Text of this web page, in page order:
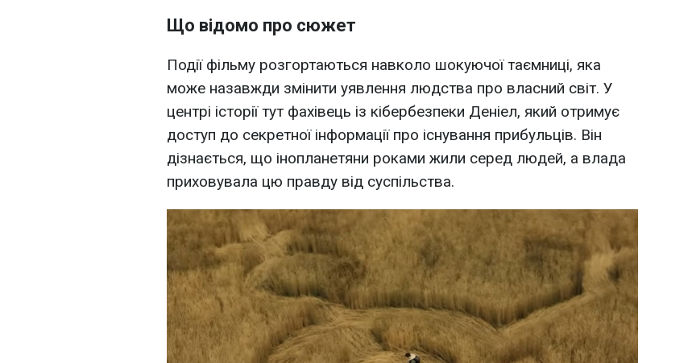
Що відомо про сюжет
Події фільму розгортаються навколо шокуючої таємниці, яка
може назавжди змінити уявлення людства про власний світ. У
центрі історії тут фахівець із кібербезпеки Деніел, який отримує
доступ до секретної інформації про існування прибульців. Він
дізнається, що інопланетяни роками жили серед людей, а влада
приховувала цю правду від суспільства.